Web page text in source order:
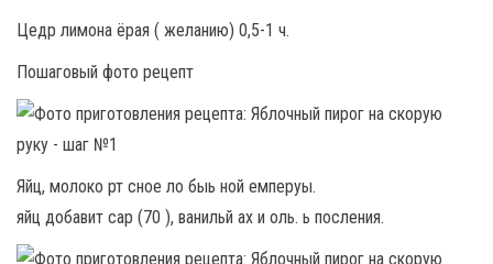
Цедр лимона ёрая ( желанию) 0,5-1 ч.
Пошаговый фото рецепт
Яйц, молоко рт сное ло быь ной емперуы.
яйц добавит сар (70 ), ванильй ах и оль. ь посления.